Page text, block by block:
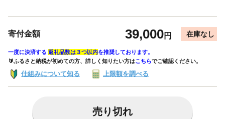
寄付金額 39,000円 在庫なし
一度に決済する 返礼品数は３つ以内を推奨しております。
🔰ふるさと納税が初めての方、詳しく知りたい方はこちらでご確認ください。
仕組みについて知る 上限額を調べる
売り切れ